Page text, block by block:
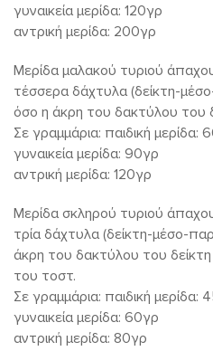
γυναικεία μερίδα: 120γρ
αντρική μερίδα: 200γρ
Μερίδα μαλακού τυριού
τέσσερα δάχτυλα (δείκτη-
όσο η άκρη του δακτύλου του
Σε γραμμάρια: παιδική μερίδα:
γυναικεία μερίδα: 90γρ
αντρική μερίδα: 120γρ
Μερίδα σκληρού τυριού
τρία δάχτυλα (δείκτη-μέσο-
άκρη του δακτύλου του
του τοστ.
Σε γραμμάρια: παιδική μερίδα:
γυναικεία μερίδα: 60γρ
αντρική μερίδα: 80γρ